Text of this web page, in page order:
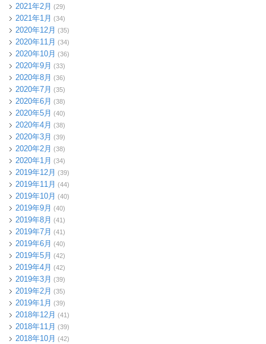
2021年2月 (29)
2021年1月 (34)
2020年12月 (35)
2020年11月 (34)
2020年10月 (36)
2020年9月 (33)
2020年8月 (36)
2020年7月 (35)
2020年6月 (38)
2020年5月 (40)
2020年4月 (38)
2020年3月 (39)
2020年2月 (38)
2020年1月 (34)
2019年12月 (39)
2019年11月 (44)
2019年10月 (40)
2019年9月 (40)
2019年8月 (41)
2019年7月 (41)
2019年6月 (40)
2019年5月 (42)
2019年4月 (42)
2019年3月 (39)
2019年2月 (35)
2019年1月 (39)
2018年12月 (41)
2018年11月 (39)
2018年10月 (42)